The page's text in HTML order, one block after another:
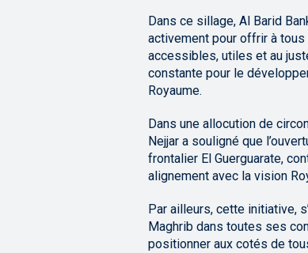
Dans ce sillage, Al Barid
activement pour offrir à
accessibles, utiles et au
constante pour le
Royaume.
Dans une allocution de
Nejjar a souligné que
frontalier El Guerguarate,
alignement avec la vision
Par ailleurs, cette initiative,
Maghrib dans toutes ses
positionner aux cotés de